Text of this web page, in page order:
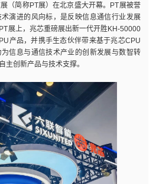
（简称PT展）在北京盛大开幕。PT展被誉
演进的风向标，是反映信息通信行业发展
展上，兆芯重磅展出新一代开胜KH-50000
产品，并携手生态伙伴带来基于兆芯CPU
信息与通信技术产业的创新发展与数智转
主创新产品与技术支撑。